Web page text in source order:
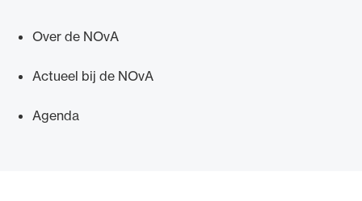
Over de NOvA
Actueel bij de NOvA
Agenda